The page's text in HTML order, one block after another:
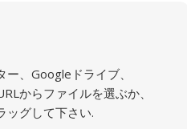
ー、Googleドライブ、
からファイルを選ぶか、
ッグして下さい.